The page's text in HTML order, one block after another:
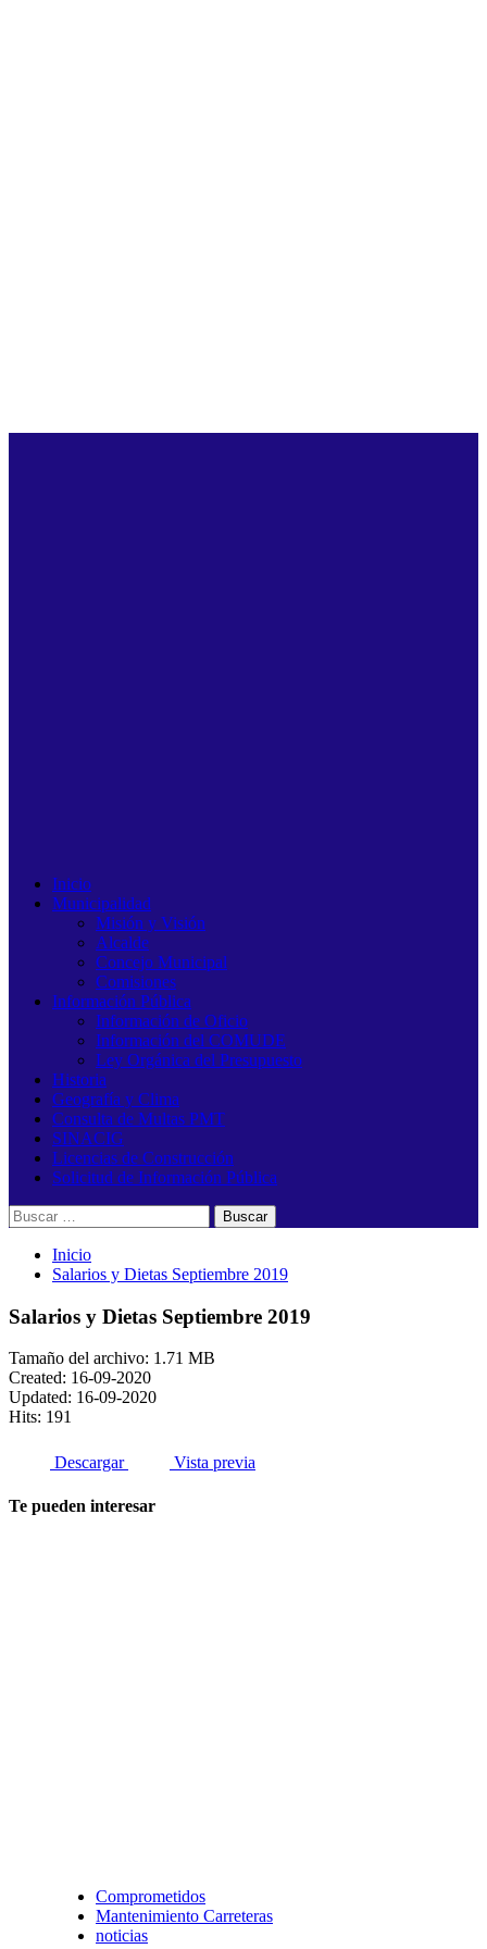
Inicio
Municipalidad
Misión y Visión
Alcalde
Concejo Municipal
Comisiones
Información Pública
Información de Oficio
Información del COMUDE
Ley Orgánica del Presupuesto
Historia
Geografía y Clima
Consulta de Multas PMT
SINACIG
Licencias de Construcción
Solicitud de Información Pública
Buscar:
Inicio
Salarios y Dietas Septiembre 2019
Salarios y Dietas Septiembre 2019
Tamaño del archivo: 1.71 MB
Created: 16-09-2020
Updated: 16-09-2020
Hits: 191
Descargar Vista previa
Te pueden interesar
Comprometidos
Mantenimiento Carreteras
noticias